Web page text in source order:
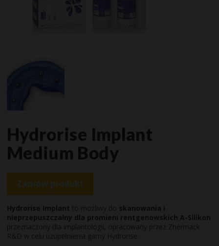
Hydrorise Implant
Medium Body
Zamów produkt
Hydrorise Implant to możliwy do skanowania i
nieprzepuszczalny dla promieni rentgenowskich A-Silikon
przeznaczony dla implantologii, opracowany przez Zhermack
R&D w celu uzupełnienia gamy Hydrorise.